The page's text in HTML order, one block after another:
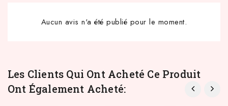
Aucun avis n'a été publié pour le moment.
Les Clients Qui Ont Acheté Ce Produit
Ont Également Acheté: